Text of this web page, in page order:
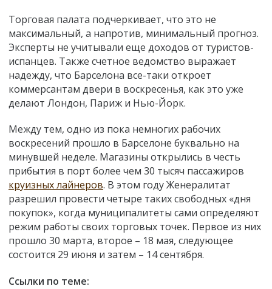
Торговая палата подчеркивает, что это не
максимальный, а напротив, минимальный прогноз.
Эксперты не учитывали еще доходов от туристов-
испанцев. Также счетное ведомство выражает
надежду, что Барселона все-таки откроет
коммерсантам двери в воскресенья, как это уже
делают Лондон, Париж и Нью-Йорк.
Между тем, одно из пока немногих рабочих
воскресений прошло в Барселоне буквально на
минувшей неделе. Магазины открылись в честь
прибытия в порт более чем 30 тысяч пассажиров
круизных лайнеров. В этом году Женералитат
разрешил провести четыре таких свободных «дня
покупок», когда муниципалитеты сами определяют
режим работы своих торговых точек. Первое из них
прошло 30 марта, второе – 18 мая, следующее
состоится 29 июня и затем – 14 сентября.
Ссылки по теме: